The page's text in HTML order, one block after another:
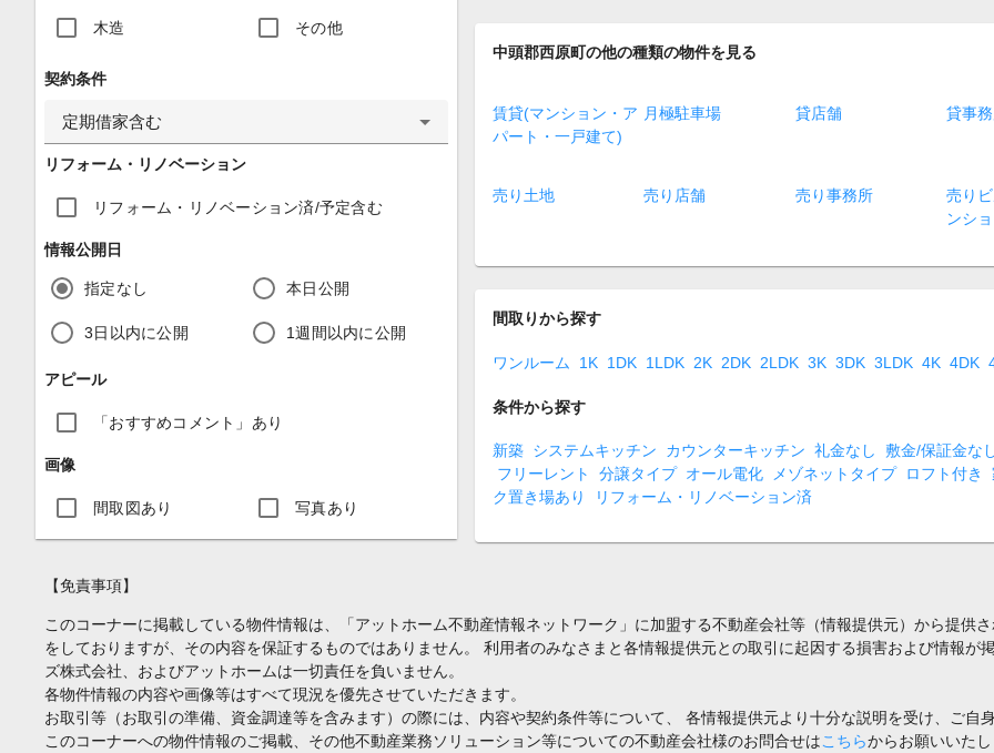
木造 その他
契約条件
定期借家含む
リフォーム・リノベーション
リフォーム・リノベーション済/予定含む
情報公開日
指定なし 本日公開
3日以内に公開 1週間以内に公開
アピール
「おすすめコメント」あり
画像
間取図あり 写真あり
中頭郡西原町の他の種類の物件を見る
賃貸(マンション・ア
パート・一戸建て)
月極駐車場 貸店舗 貸事
売り土地 売り店舗 売り事務所
売り
ンシ
間取りから探す
ワンルーム 1K 1DK 1LDK 2K 2DK 2LDK 3K 3DK 3LDK 4K 4DK
条件から探す
新築 システムキッチン カウンターキッチン 礼金なし
敷金/保証金な
フリーレント
分譲タイプ オール電化 メゾネットタイプ ロフト付き
ク置き場あり
リフォーム・リノベーション済
【免責事項】
このコーナーに掲載している物件情報は、「アットホーム不動産情報ネットワーク」に加盟する不動産会社等（情報提供元）から提供
をしておりますが、その内容を保証するものではありません。 利用者のみなさまと各情報提供元との取引に起因する損害および情報
ズ株式会社、およびアットホームは一切責任を負いません。
各物件情報の内容や画像等はすべて現況を優先させていただきます。
お取引等（お取引の準備、資金調達等を含みます）の際には、内容や契約条件等について、 各情報提供元より十分な説明を受け、ご自
このコーナーへの物件情報のご掲載、その他不動産業務ソリューション等についての不動産会社様のお問合せはこちらからお願いいた